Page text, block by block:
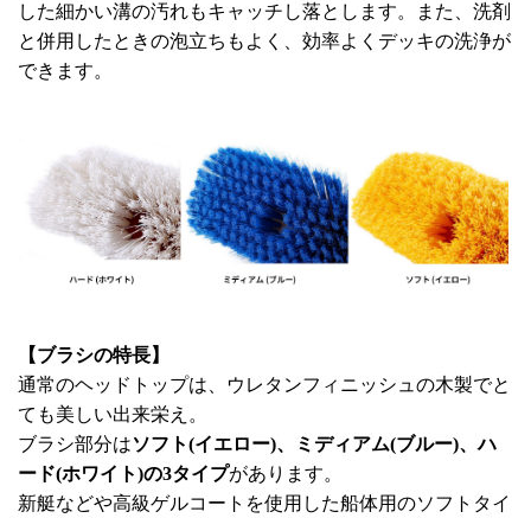
した細かい溝の汚れもキャッチし落とします。また、洗剤
と併用したときの泡立ちもよく、効率よくデッキの洗浄が
できます。
【ブラシの特長】
通常のヘッドトップは、ウレタンフィニッシュの木製でと
ても美しい出来栄え。
ブラシ部分はソフト(イエロー)、ミディアム(ブルー)、ハ
ード(ホワイト)の3タイプがあります。
新艇などや高級ゲルコートを使用した船体用のソフトタイ